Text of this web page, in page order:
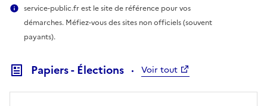
service-public.fr est le site de référence pour vos
démarches. Méfiez-vous des sites non officiels (souvent
payants).
Papiers - Élections Voir tout